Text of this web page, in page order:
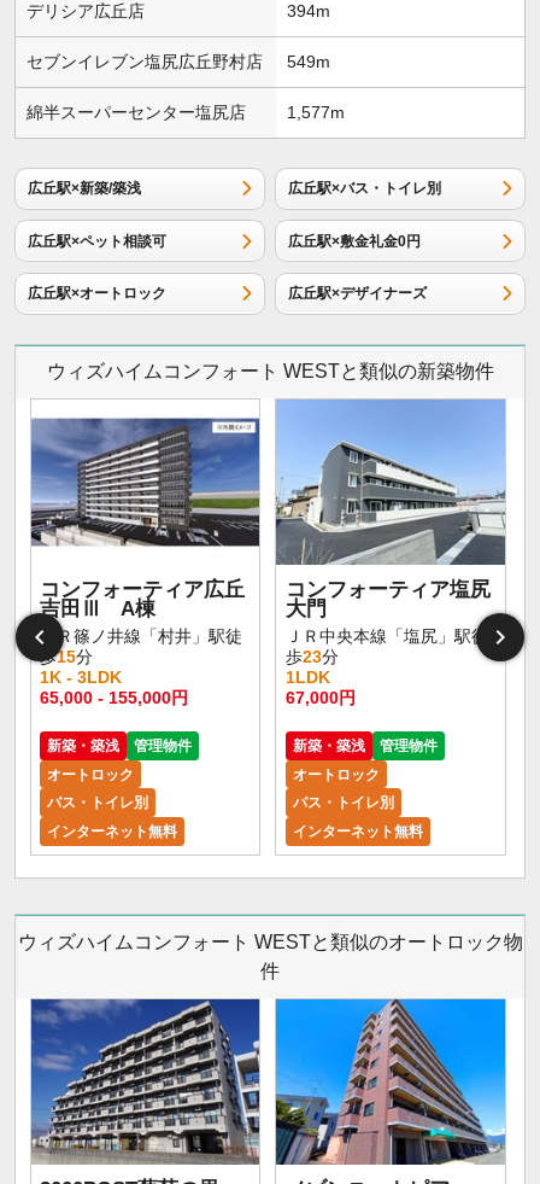
デリシア広丘店 394m
セブンイレブン塩尻広丘野村店 549m
綿半スーパーセンター塩尻店 1,577m
広丘駅×新築/築浅 広丘駅×バス・トイレ別
広丘駅×ペット相談可 広丘駅×敷金礼金0円
広丘駅×オートロック 広丘駅×デザイナーズ
ウィズハイムコンフォート WESTと類似の新築物件
コンフォーティア広丘
吉田Ⅲ A棟
ＪＲ篠ノ井線「村井」駅徒
歩15分
1K - 3LDK
65,000 - 155,000円
新築・築浅
管理物件
オートロック
バス・トイレ別
インターネット無料
コンフォーティア塩尻
大門
ＪＲ中央本線「塩尻」駅徒
歩23分
1LDK
67,000円
新築・築浅
管理物件
オートロック
バス・トイレ別
インターネット無料
ウィズハイムコンフォート WESTと類似のオートロック物
件